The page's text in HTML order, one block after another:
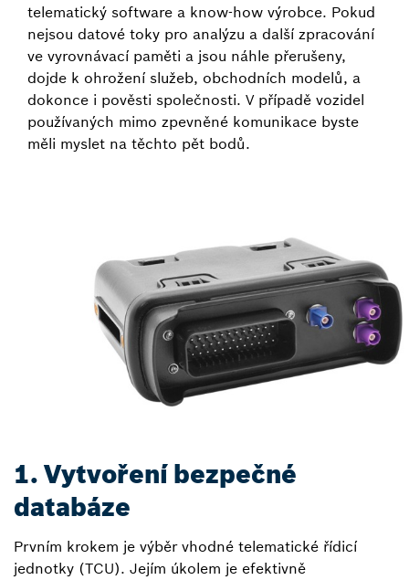
telematický software a know-how výrobce. Pokud
nejsou datové toky pro analýzu a další zpracování
ve vyrovnávací paměti a jsou náhle přerušeny,
dojde k ohrožení služeb, obchodních modelů, a
dokonce i pověsti společnosti. V případě vozidel
používaných mimo zpevněné komunikace byste
měli myslet na těchto pět bodů.
1. Vytvoření bezpečné
databáze
Prvním krokem je výběr vhodné telematické řídicí
jednotky (TCU). Jejím úkolem je efektivně